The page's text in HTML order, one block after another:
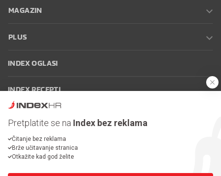
MAGAZIN
PLUS
INDEX OGLASI
INDEX RECEPTI
Oglašavanje Zaposli se na Indexu
korištenja
Postavke kolačića
Pretplatite se na Index bez reklama
Čitanje bez reklama
Brže učitavanje stranica
Otkažite kad god želite